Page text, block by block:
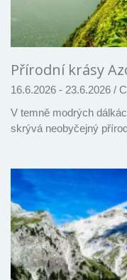
Přírodní krásy
16.6.2026 - 23.6.2026 /
V temně modrých
skrývá neobyčejný